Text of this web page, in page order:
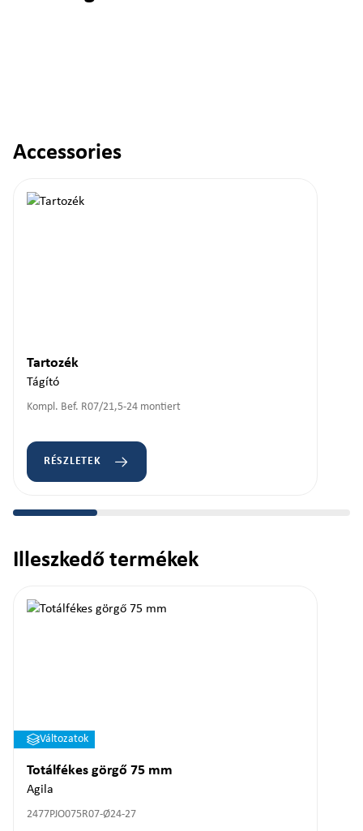
Termékgaléria kihagyása
Accessories
Tartozék
Tágító
Kompl. Bef. R07/21,5-24 montiert
RÉSZLETEK
Termékgaléria kihagyása
Illeszkedő termékek
Változatok
Totálfékes görgő 75 mm
Agila
2477PJO075R07-Ø24-27